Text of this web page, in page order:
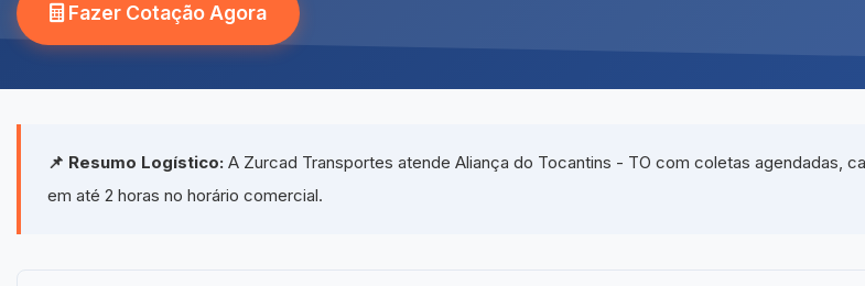
Fazer Cotação Agora
📌 Resumo Logístico: A Zurcad Transportes atende Aliança do Tocantins - TO com coletas agendadas,
em até 2 horas no horário comercial.